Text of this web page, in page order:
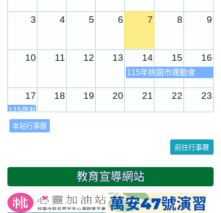
3 4 5 6 7 8 9
10 11 12 13 14 15 16
115年桃園市運動會
17 18 19 20 21 22 23
115年桃園市運動會
24
2 3
友善校園週
開學日
本站行事曆
前往行事曆
教育宣導網站